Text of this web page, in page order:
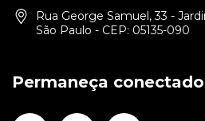
Rua George Samuel, 33 -
São Paulo - CEP: 05135-090
Permaneça conectado